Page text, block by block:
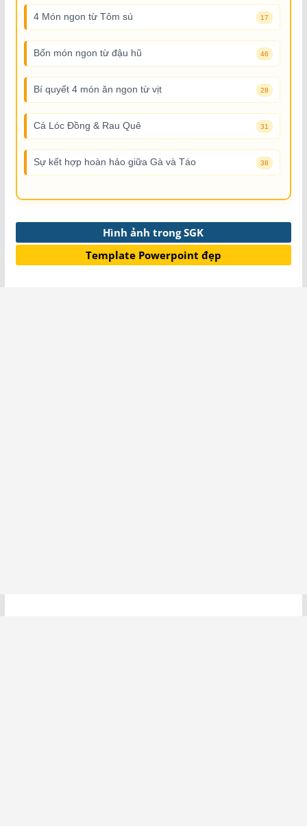
4 Món ngon từ Tôm sú 17
Bốn món ngon từ đậu hũ 46
Bí quyết 4 món ăn ngon từ vịt 28
Cá Lóc Đồng & Rau Quê 31
Sự kết hợp hoàn hảo giữa Gà và Táo 38
Hình ảnh trong SGK
Template Powerpoint đẹp